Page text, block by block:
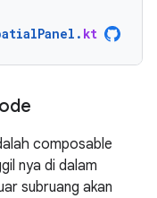
. kt
composable
nya di dalam
subruang akan